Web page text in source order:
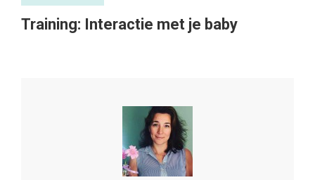
Training: Interactie met je baby